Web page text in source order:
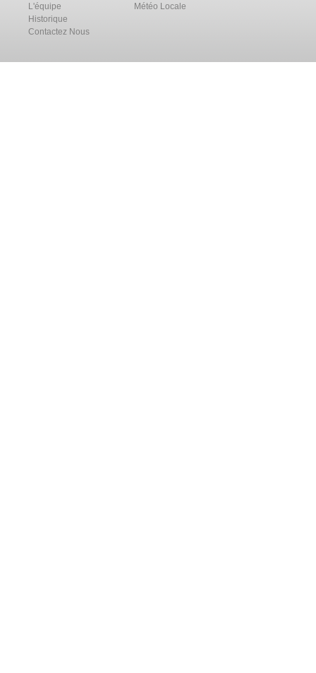
L'équipe
Historique
Contactez Nous
Météo Locale